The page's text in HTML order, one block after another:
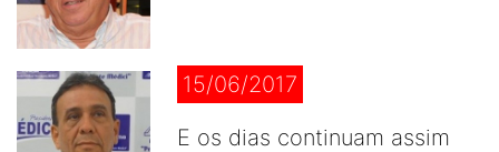
15/06/2017
E os dias continuam assim